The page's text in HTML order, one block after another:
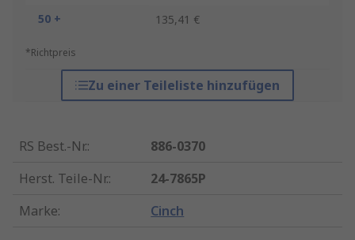
50 +
135,41 €
*Richtpreis
Zu einer Teileliste hinzufügen
RS Best.-Nr.:
886-0370
Herst. Teile-Nr.:
24-7865P
Marke: Cinch